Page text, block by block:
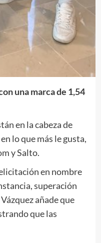
una marca de 1,54
en la cabeza de
lo que más le gusta,
y Salto.
en nombre
superación
añade que
que las